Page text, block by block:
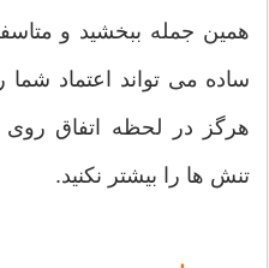
همین جمله ببخشید و
ساده می تواند اعتماد شما
هرگز در لحظه اتفاق روی
تنش ها را بیشتر نکنید.